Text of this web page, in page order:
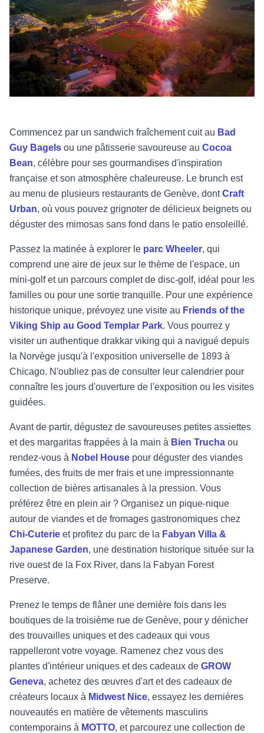
Commencez par un sandwich fraîchement cuit au Bad
Guy Bagels ou une pâtisserie savoureuse au Cocoa
Bean, célèbre pour ses gourmandises d'inspiration
française et son atmosphère chaleureuse. Le brunch est
au menu de plusieurs restaurants de Genève, dontCraft
Urban, où vous pouvez grignoter de délicieux beignets ou
déguster des mimosas sans fond dans le patio ensoleillé.
Passez la matinée à explorer le parc Wheeler, qui
comprend une aire de jeux sur le thème de l'espace, un
mini-golf et un parcours complet de disc-golf, idéal pour les
familles ou pour une sortie tranquille. Pour une expérience
historique unique, prévoyez une visite au Friends of the
Viking Ship au Good Templar Park. Vous pourrez y
visiter un authentique drakkar viking qui a navigué depuis
la Norvège jusqu'à l'exposition universelle de 1893 à
Chicago. N'oubliez pas de consulter leur calendrier pour
connaître les jours d'ouverture de l'exposition ou les visites
guidées.
Avant de partir, dégustez de savoureuses petites assiettes
et des margaritas frappées à la main à Bien Trucha ou
rendez-vous à Nobel House pour déguster des viandes
fumées, des fruits de mer frais et une impressionnante
collection de bières artisanales à la pression. Vous
préférez être en plein air ? Organisez un pique-nique
autour de viandes et de fromages gastronomiques chez
Chi-Cuterie et profitez du parc de la Fabyan Villa &
Japanese Garden, une destination historique située sur la
rive ouest de la Fox River, dans la Fabyan Forest
Preserve.
Prenez le temps de flâner une dernière fois dans les
boutiques de la troisième rue de Genève, pour y dénicher
des trouvailles uniques et des cadeaux qui vous
rappelleront votre voyage. Ramenez chez vous des
plantes d'intérieur uniques et des cadeaux de GROW
Geneva, achetez des œuvres d'art et des cadeaux de
créateurs locaux à Midwest Nice, essayez les dernières
nouveautés en matière de vêtements masculins
contemporains à MOTTO, et parcourez une collection de